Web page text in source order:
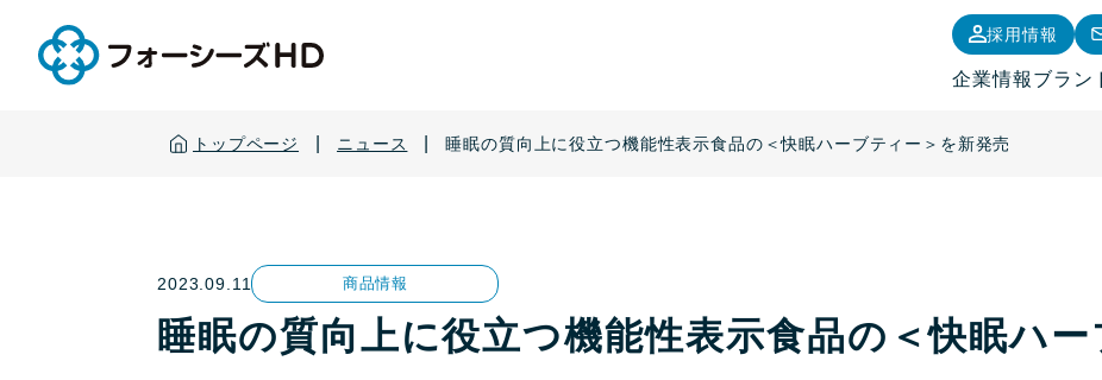
採用情報
企業情報 ブラン
トップページ ニュース 睡眠の質向上に役立つ機能性表示食品の＜快眠ハーブティー＞を新発売
2023.09.11 商品情報
睡眠の質向上に役立つ機能性表示食品の＜快眠ハ